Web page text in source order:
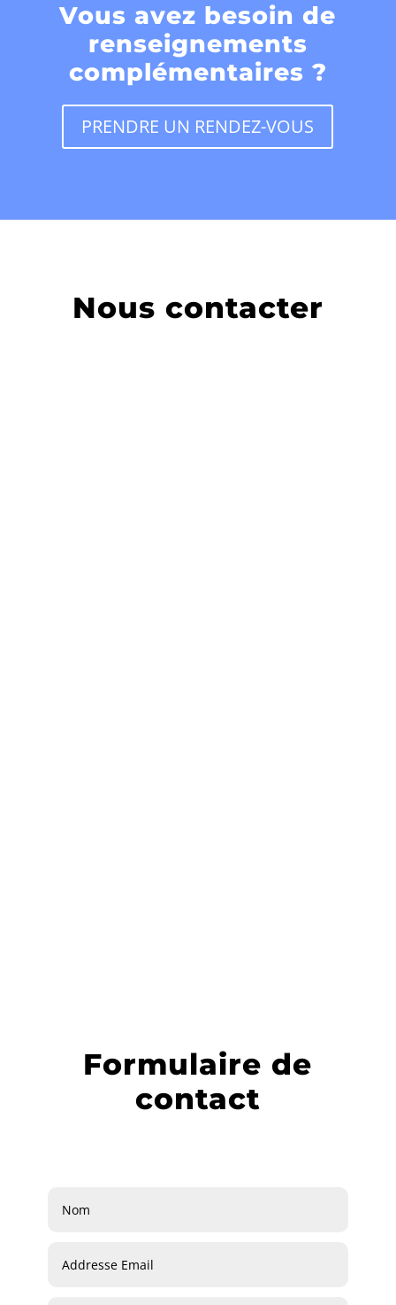
Vous avez besoin de
renseignements
complémentaires ?
PRENDRE UN RENDEZ-VOUS
Nous contacter
Formulaire de
contact